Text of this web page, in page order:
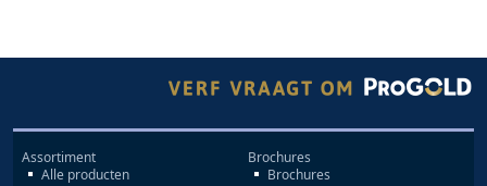
Assortiment
Alle producten
Brochures
Brochures